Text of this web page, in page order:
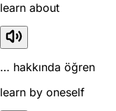
learn about
… hakkında öğren
learn by oneself